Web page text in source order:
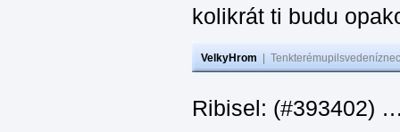
kolikrát ti budu
VelkyHrom
Ribisel: (#393402)